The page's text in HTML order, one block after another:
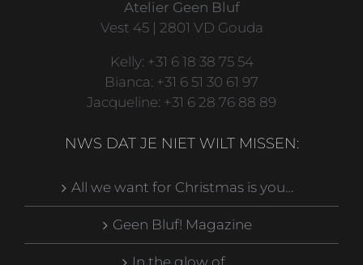
Atelier Geen Bluf
Vest 45 | 2801 VD Gouda
Kelly: +31 6 18 38 75 54
Bianca: +31 6 51 30 61 97
Jacqueline: +31 6 28 76 88 89
NWS DAT JE NIET WILT MISSEN:
All we want for Christmas is you…
Geen Bluf! Magazine
In the glow of…